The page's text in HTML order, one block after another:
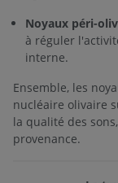
Noyaux péri-
à réguler
interne.
Ensemble, les
nucléaire olivaire
la qualité des
provenance.